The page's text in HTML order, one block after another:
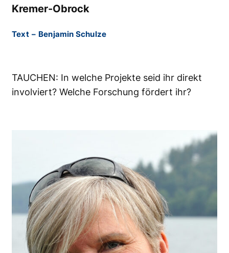
Kremer-Obrock
Text – Benjamin Schulze
TAUCHEN: In welche Projekte seid ihr direkt
involviert? Welche Forschung fördert ihr?